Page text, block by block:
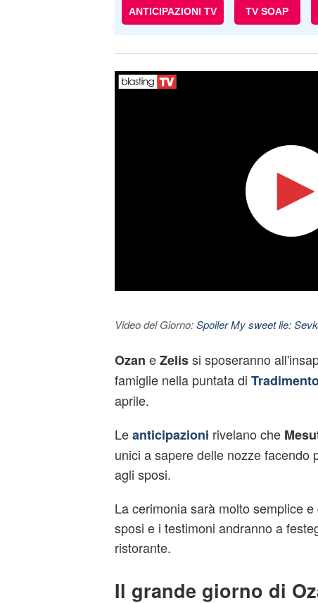
ANTICIPAZIONI TV TV SOAP
Video del Giorno:Spoiler My sweet lie:
Ozan eZelissi sposeranno
famiglie nella puntata di
aprile.
Leanticipazioni rivelano che
unici a sapere delle nozze facendo
agli sposi.
La cerimonia sarà molto semplice
sposi e i testimoni andranno a
ristorante.
Il grande giorno di